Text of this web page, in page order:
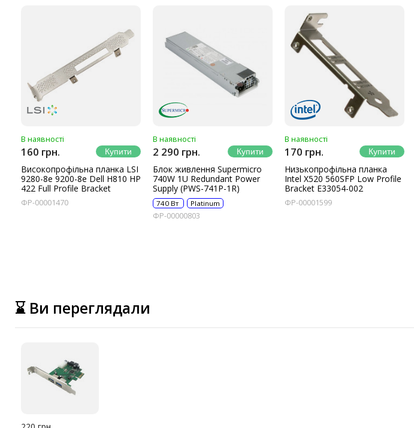
В наявності
160 грн.
Високопрофільна планка LSI
9280-8e 9200-8e Dell H810 HP
422 Full Profile Bracket
ФР-00001470
В наявності
2 290 грн.
Блок живлення Supermicro
740W 1U Redundant Power
Supply (PWS-741P-1R)
740 Вт Platinum
ФР-00000803
В наявності
170 грн.
Низькопрофільна планка
Intel X520 560SFP Low Profile
Bracket E33054-002
ФР-00001599
⌛ Ви переглядали